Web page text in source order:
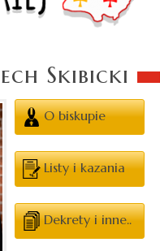
Skibicki
O biskupie
Listy i kazania
Dekrety i inne..